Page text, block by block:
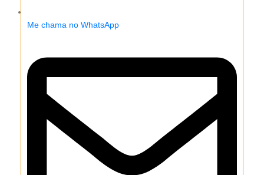
Me chama no WhatsApp